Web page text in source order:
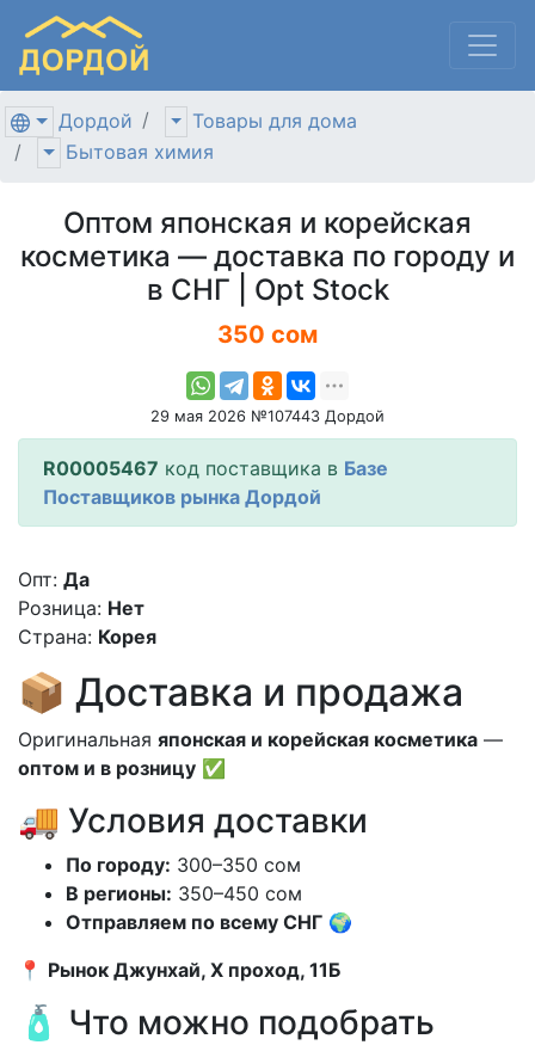
Дордой
Товары для дома
Бытовая химия
Оптом японская и корейская
косметика — доставка по городу и
в СНГ | Opt Stock
350 сом
29 мая 2026 №107443 Дордой
R00005467 код поставщика в Базе
Поставщиков рынка Дордой
Опт: Да
Розница: Нет
Страна: Корея
📦 Доставка и продажа
Оригинальная японская и корейская косметика —
оптом и в розницу ✅
🚚 Условия доставки
По городу: 300–350 сом
В регионы: 350–450 сом
Отправляем по всему СНГ 🌍
📍 Рынок Джунхай, X проход, 11Б
🧴 Что можно подобрать